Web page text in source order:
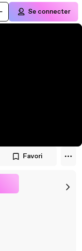
Se connecter
Favori